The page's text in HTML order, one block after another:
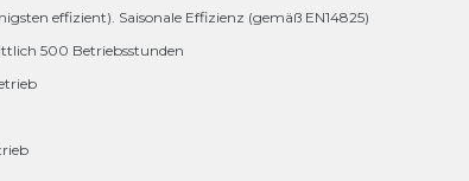
effizient). Saisonale Effizienz (gemäß EN14825)
500 Betriebsstunden